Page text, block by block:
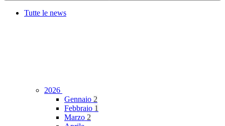
Tutte le news
2026
Gennaio 2
Febbraio 1
Marzo 2